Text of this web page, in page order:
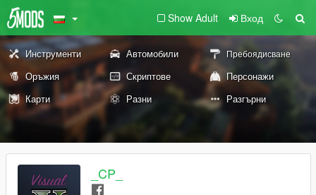
Show Adult Вход
Инструменти Автомобили Пребоядисване
Оръжия Скриптове
Персонажи
Карти
Разни Разгърни
_CP_